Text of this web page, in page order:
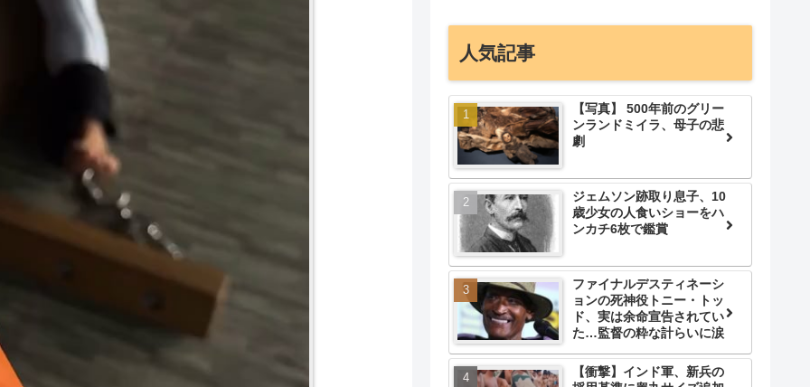
人気記事
【写真】 500年前のグリー
ンランドミイラ、母子の悲
劇
ジェムソン跡取り息子、10
歳少女の人食いショーをハ
ンカチ6枚で鑑賞
ファイナルデスティネーシ
ョンの死神役トニー・トッ
ド、実は余命宣告されてい
た…監督の粋な計らいに涙
【衝撃】インド軍、新兵の